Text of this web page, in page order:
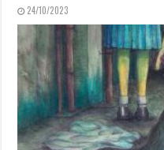
24/10/2023